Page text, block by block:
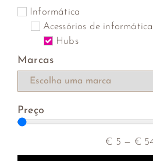
Informática
Acessórios de informática
Hubs
Marcas
Preço
€ 5 — €